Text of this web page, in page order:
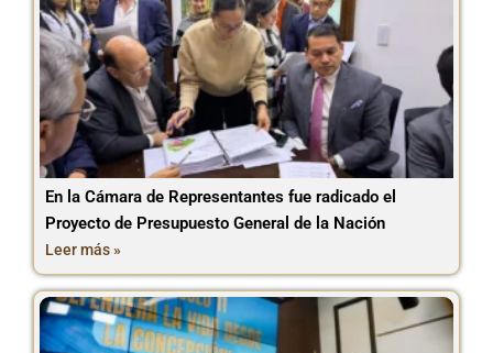
En la Cámara de Representantes fue radicado el
Proyecto de Presupuesto General de la Nación
Leer más »